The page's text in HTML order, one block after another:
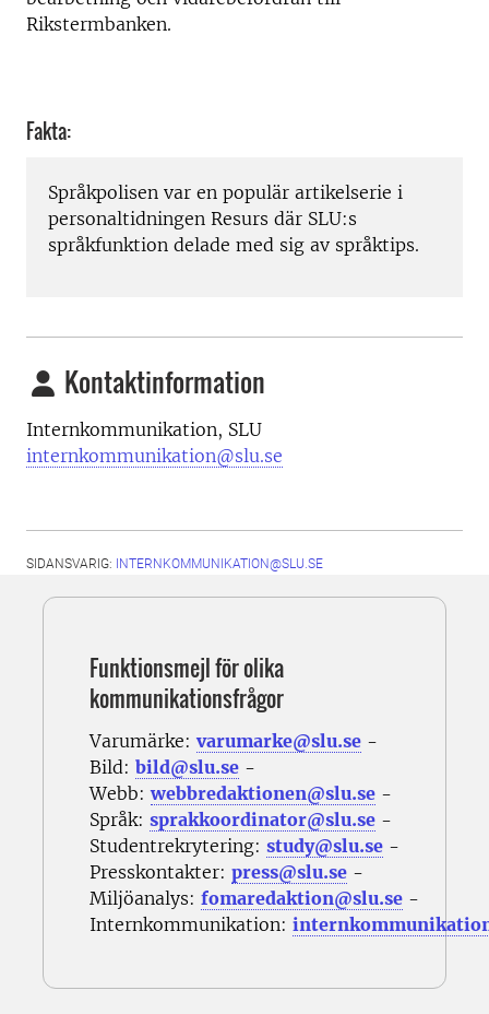
Rikstermbanken.
Fakta:
Språkpolisen var en populär artikelserie i
personaltidningen Resurs där SLU:s
språkfunktion delade med sig av språktips.
Kontaktinformation
Internkommunikation, SLU
internkommunikation@slu.se
SIDANSVARIG: INTERNKOMMUNIKATION@SLU.SE
Funktionsmejl för olika
kommunikationsfrågor
Varumärke: varumarke@slu.se -
Bild: bild@slu.se -
Webb:webbredaktionen@slu.se -
Språk: sprakkoordinator@slu.se -
Studentrekrytering: study@slu.se -
Presskontakter: press@slu.se -
Miljöanalys: fomaredaktion@slu.se -
Internkommunikation: